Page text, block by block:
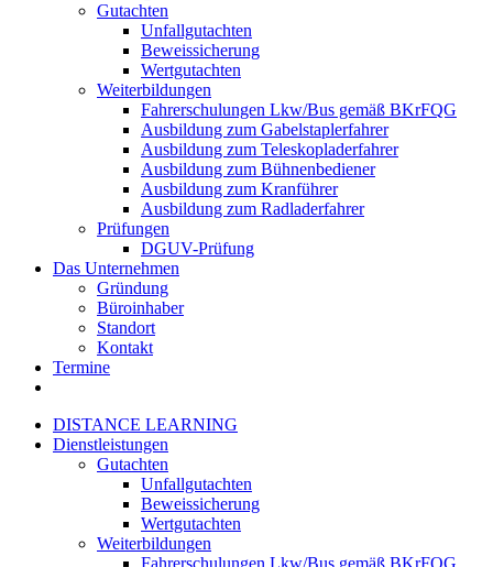
Gutachten
Unfallgutachten
Beweissicherung
Wertgutachten
Weiterbildungen
Fahrerschulungen Lkw/Bus gemäß BKrFQG
Ausbildung zum Gabelstaplerfahrer
Ausbildung zum Teleskopladerfahrer
Ausbildung zum Bühnenbediener
Ausbildung zum Kranführer
Ausbildung zum Radladerfahrer
Prüfungen
DGUV-Prüfung
Das Unternehmen
Gründung
Büroinhaber
Standort
Kontakt
Termine
DISTANCE LEARNING
Dienstleistungen
Gutachten
Unfallgutachten
Beweissicherung
Wertgutachten
Weiterbildungen
Fahrerschulungen Lkw/Bus gemäß BKrFQG